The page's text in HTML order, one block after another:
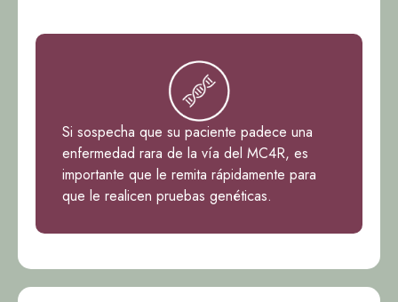
Si sospecha que su paciente padece una
enfermedad rara de la vía del MC4R, es
importante que le remita rápidamente para
que le realicen pruebas genéticas.